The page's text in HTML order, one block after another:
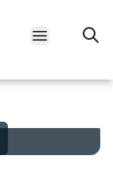
Open main